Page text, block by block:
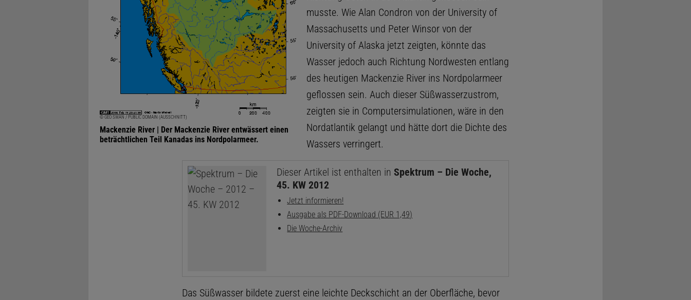
© GEO SWAN / PUBLIC DOMAIN (AUSSCHNITT)
Mackenzie River | Der Mackenzie River entwässert einen
beträchtlichen Teil Kanadas ins Nordpolarmeer.
musste. Wie Alan Condron von der University of
Massachusetts und Peter Winsor von der
University of Alaska jetzt zeigten, könnte das
Wasser jedoch auch Richtung Nordwesten entlang
des heutigen Mackenzie River ins Nordpolarmeer
geflossen sein. Auch dieser Süßwasserzustrom,
zeigten sie in Computersimulationen, wäre in den
Nordatlantik gelangt und hätte dort die Dichte des
Wassers verringert.
Dieser Artikel ist enthalten inSpektrum – Die Woche,
45. KW 2012
Jetzt informieren!
Ausgabe als PDF-Download (EUR 1,49)
Die Woche-Archiv
Das Süßwasser bildete zuerst eine leichte Deckschicht an der Oberfläche, bevor